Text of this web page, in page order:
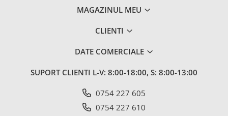
1.7.4. Piese si accesorii frana
1.8.1. Prize de putere
MAGAZINUL MEU
CLIENTI
DATE COMERCIALE
SUPORT CLIENTI L-V: 8:00-18:00, S: 8:00-13:00
0754 227 605
0754 227 610